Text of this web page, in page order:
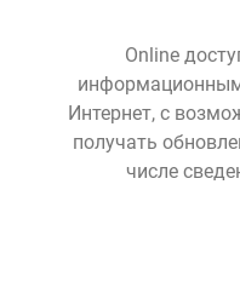
Online
Интернет, с
получать
числе